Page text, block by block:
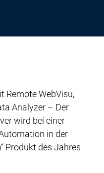
Remote WebVisu,
Analyzer – Der
wird bei einer
in der
Produkt des Jahres